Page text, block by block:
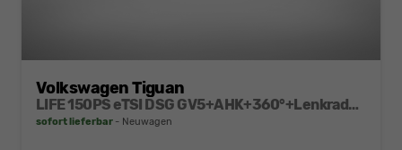
Volkswagen Tiguan
LIFE 150PS eTSI DSG GV5+AHK+360°+Lenkradheiz+IQ.Drive+ACC+App+eHeck+LED
sofort lieferbar Neuwagen